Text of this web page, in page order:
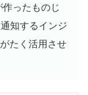
ったものじ
知するインジ
たく活用させ